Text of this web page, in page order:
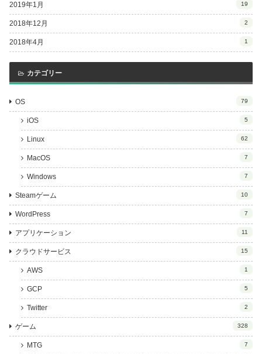
2019年1月 19
2018年12月 2
2018年4月 1
カテゴリー
OS 79
iOS 5
Linux 62
MacOS 7
Windows 7
Steamゲーム 10
WordPress 7
アプリケーション 11
クラウドサービス 15
AWS 1
GCP 5
Twitter 2
ゲーム 328
MTG 7